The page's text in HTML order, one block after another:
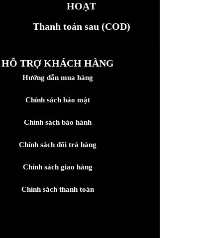
HOẠT
Thanh toán sau (COD)
HỖ TRỢ KHÁCH HÀNG
Hướng dẫn mua hàng
Chính sách bảo mật
Chính sách bảo hành
Chính sách đổi trả hàng
Chính sách giao hàng
Chính sách thanh toán